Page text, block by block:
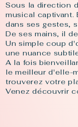
Sous la direction
musical captivant.
dans ses gestes,
De ses mains, il
Un simple coup
une nuance
A la fois
le meilleur d'elle-
trouverez votre
Venez découvrir